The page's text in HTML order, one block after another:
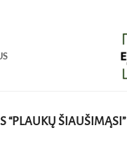
“PLAUKŲ ŠIAUŠIMĄSI”